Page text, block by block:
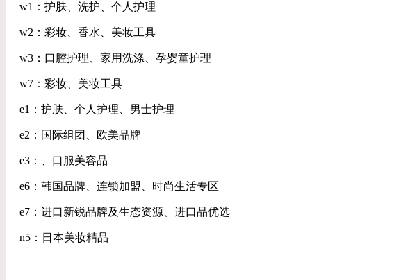
w1：护肤、洗护、个人护理
w2：彩妆、香水、美妆工具
w3：口腔护理、家用洗涤、孕婴童护理
w7：彩妆、美妆工具
e1：护肤、个人护理、男士护理
e2：国际组团、欧美品牌
e3：、口服美容品
e6：韩国品牌、连锁加盟、时尚生活专区
e7：进口新锐品牌及生态资源、进口品优选
n5：日本美妆精品